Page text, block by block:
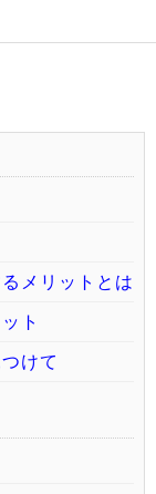
メリットとは
ト
けて